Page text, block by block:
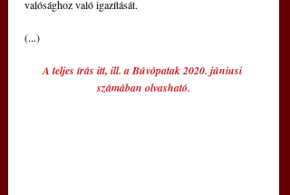
valósághoz való igazítását.
(...)
A teljes írás itt, ill. a Búvópatak 2020. júniusi
számában olvasható.